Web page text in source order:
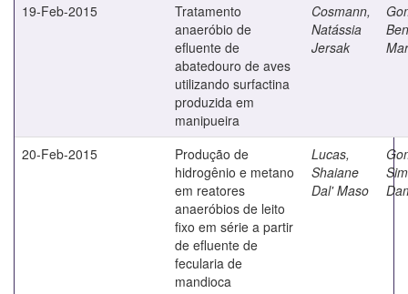
19-Feb-2015
Tratamento
anaeróbio de
efluente de
abatedouro de aves
utilizando surfactina
produzida em
manipueira
Cosmann,
Natássia
Jersak
20-Feb-2015
Produção de
hidrogênio e metano
em reatores
anaeróbios de leito
fixo em série a partir
de efluente de
fecularia de
mandioca
Lucas,
Shaiane
Dal' Maso